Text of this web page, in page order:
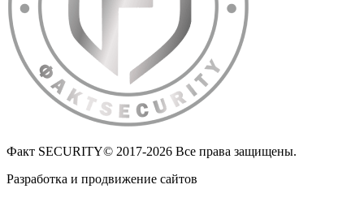
Факт SECURITY© 2017-2026 Все права защищены.
Разработка и продвижение сайтов